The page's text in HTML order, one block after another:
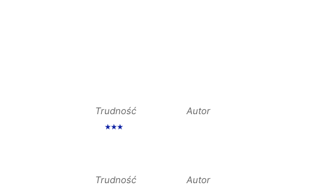
Trudność Autor
★★★
Trudność Autor